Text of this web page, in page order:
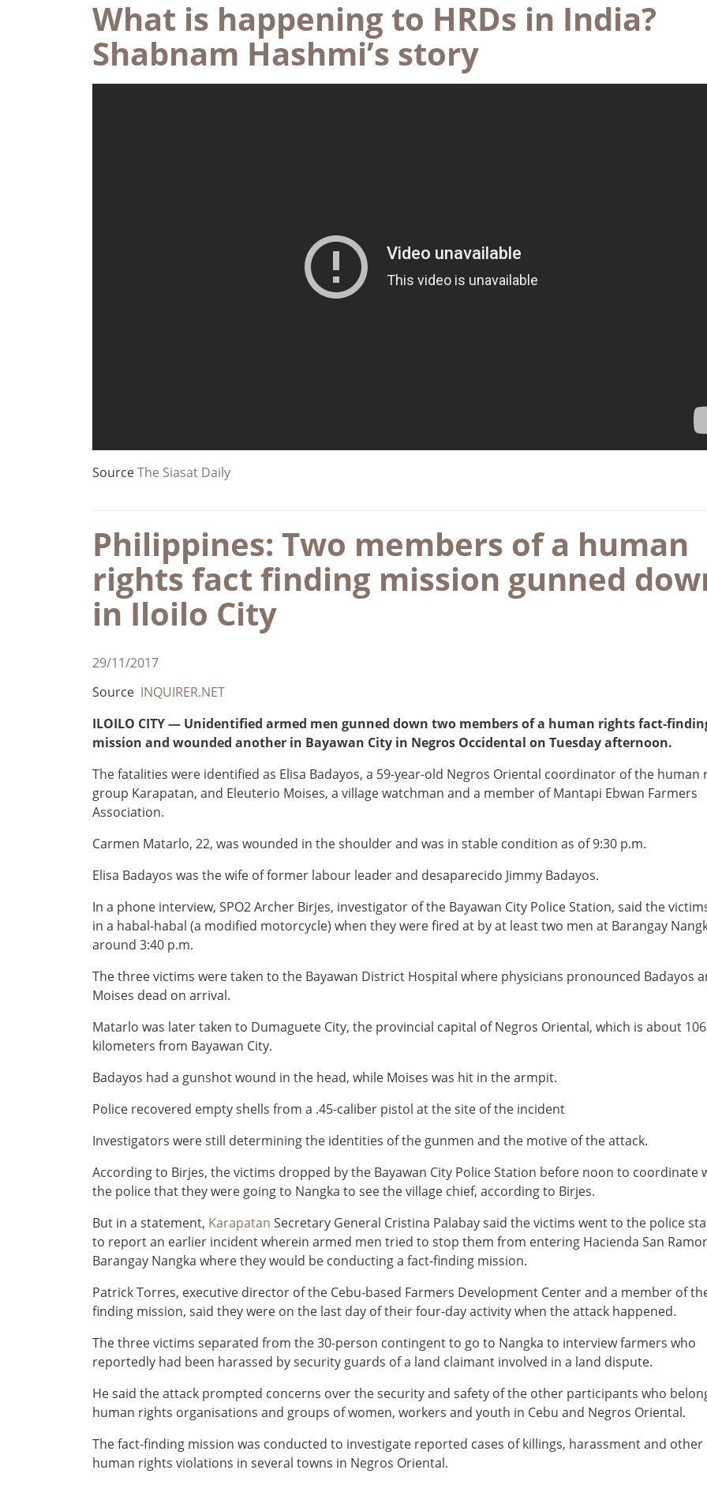
What is happening to HRDs in India?
Shabnam Hashmi’s story
SourceThe Siasat Daily
Philippines: Two members of a human
rights fact finding mission gunned
in Iloilo City
29/11/2017
Source INQUIRER.NET
ILOILO CITY — Unidentified armed men gunned down two members of a human rights fact-
mission and wounded another in Bayawan City in Negros Occidental on Tuesday afternoon.
The fatalities were identified as Elisa Badayos, a 59-year-old Negros Oriental coordinator of the human
group Karapatan, and Eleuterio Moises, a village watchman and a member of Mantapi Ebwan Farmers
Association.
Carmen Matarlo, 22, was wounded in the shoulder and was in stable condition as of 9:30 p.m.
Elisa Badayos was the wife of former labour leader and desaparecido Jimmy Badayos.
In a phone interview, SPO2 Archer Birjes, investigator of the Bayawan City Police Station, said the
in a habal-habal (a modified motorcycle) when they were fired at by at least two men at Barangay
around 3:40 p.m.
The three victims were taken to the Bayawan District Hospital where physicians pronounced Badayos
Moises dead on arrival.
Matarlo was later taken to Dumaguete City, the provincial capital of Negros Oriental, which is about 106
kilometers from Bayawan City.
Badayos had a gunshot wound in the head, while Moises was hit in the armpit.
Police recovered empty shells from a .45-caliber pistol at the site of the incident
Investigators were still determining the identities of the gunmen and the motive of the attack.
According to Birjes, the victims dropped by the Bayawan City Police Station before noon to coordinate
the police that they were going to Nangka to see the village chief, according to Birjes.
But in a statement, Karapatan Secretary General Cristina Palabay said the victims went to the police
to report an earlier incident wherein armed men tried to stop them from entering Hacienda San
Barangay Nangka where they would be conducting a fact-finding mission.
Patrick Torres, executive director of the Cebu-based Farmers Development Center and a member of
finding mission, said they were on the last day of their four-day activity when the attack happened.
The three victims separated from the 30-person contingent to go to Nangka to interview farmers who
reportedly had been harassed by security guards of a land claimant involved in a land dispute.
He said the attack prompted concerns over the security and safety of the other participants who
human rights organisations and groups of women, workers and youth in Cebu and Negros Oriental.
The fact-finding mission was conducted to investigate reported cases of killings, harassment and other
human rights violations in several towns in Negros Oriental.